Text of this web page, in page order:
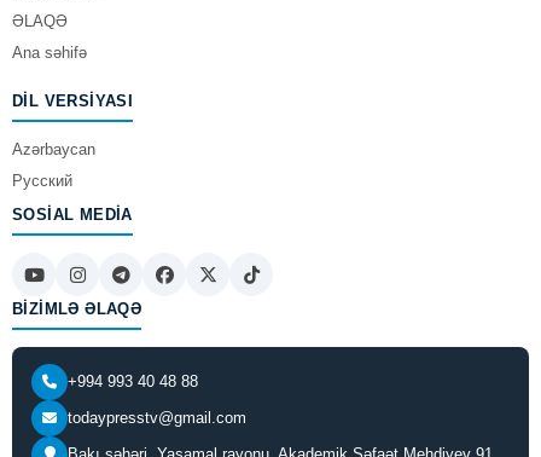
ƏLAQƏ
Ana səhifə
DIL VERSIYASI
Azərbaycan
Русский
SOSIAL MEDIA
BIZIMLƏ ƏLAQƏ
+994 993 40 48 88
todaypresstv@gmail.com